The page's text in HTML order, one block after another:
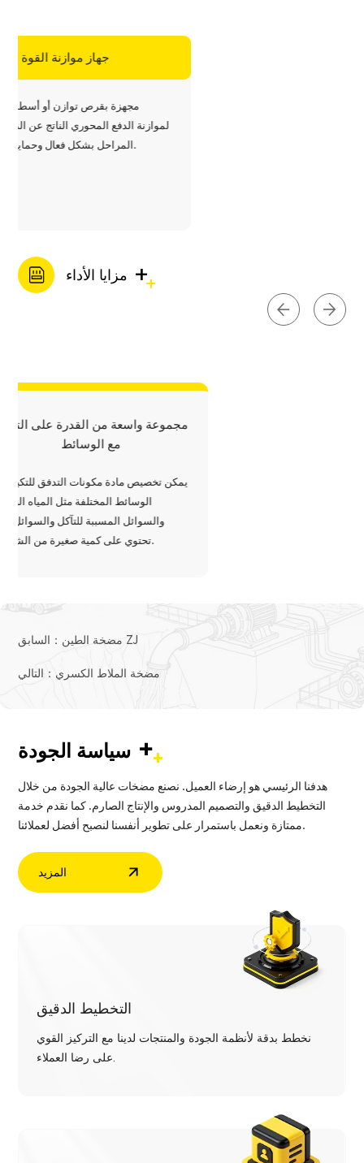
جهاز
مجهزة بقرص
لموازنة الدفع
المراحل بشكل فعال وحماية المحامل.
مزايا الأداء +
مجموعة واسعة
يمكن تخصيص مادة
الوسائط
والسوائل
تحتوي على كمية صغيرة من الشوائب.
السابق： مضخة الطين ZJ
التالي： مضخة الملاط الكسري
سياسة الجودة +
هدفنا الرئيسي هو إرضاء العميل. نصنع مضخات عالية الجودة من خلال
التخطيط الدقيق والتصميم المدروس والإنتاج الصارم. كما نقدم خدمة
ممتازة ونعمل باستمرار على تطوير أنفسنا لنصبح أفضل لعملائنا.
المزيد
التخطيط الدقيق
نخطط بدقة لأنظمة الجودة والمنتجات لدينا مع التركيز القوي